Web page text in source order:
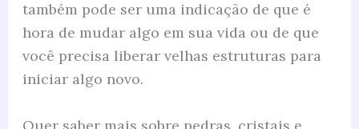
também pode ser uma indicação de que é
hora de mudar algo em sua vida ou de que
você precisa liberar velhas estruturas para
iniciar algo novo.
Quer saber mais sobre pedras, cristais e